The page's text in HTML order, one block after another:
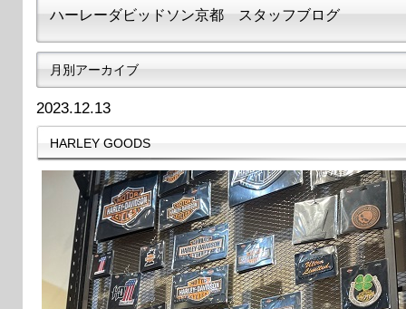
ハーレーダビッドソン京都 スタッフブログ
月別アーカイブ
2023.12.13
HARLEY GOODS